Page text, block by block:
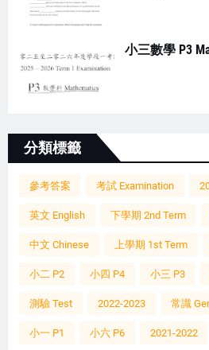
小三數學 P3
分類標籤
參考答案 考試 Examination
英文 English 下學期 2nd Term
中文 Chinese 上學期 1st Term
小二 P2 小四 P4 小三 P3
測驗 Test 2022-2023 常識
小一 P1 小六 P6 2021-2022